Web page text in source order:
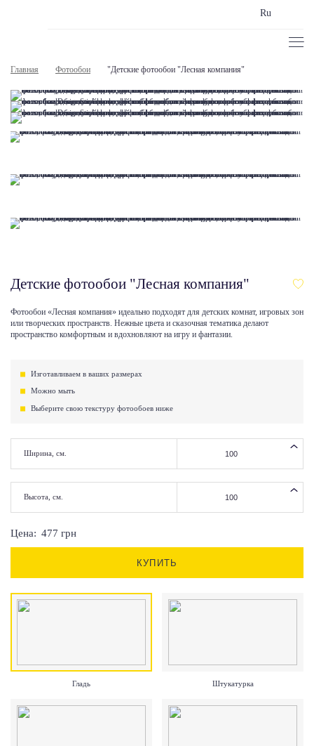
Ru
Главная Фотообои "Детские фотообои "Лесная компания"
Детские фотообои "Лесная компания"
Фотообои «Лесная компания» идеально подходят для детских комнат, игровых зон
или творческих пространств. Нежные цвета и сказочная тематика делают
пространство комфортным и вдохновляют на игру и фантазии.
Изготавливаем в ваших размерах
Можно мыть
Выберите свою текстуру фотообоев ниже
Ширина, см.
Высота, см.
Цена: 477 грн
КУПИТЬ
Гладь Штукатурка